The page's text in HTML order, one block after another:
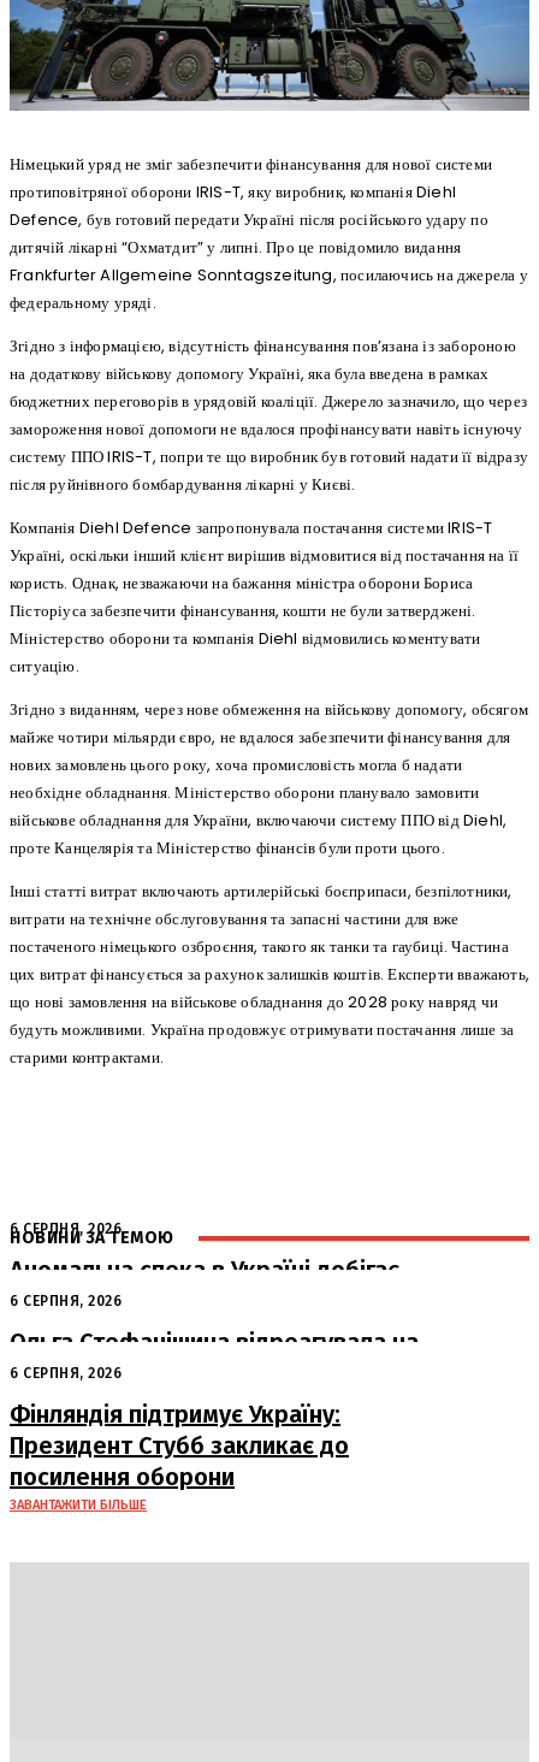
Німецький уряд не зміг забезпечити фінансування для нової системи
протиповітряної оборони IRIS-T, яку виробник, компанія Diehl
Defence, був готовий передати Україні після російського удару по
дитячій лікарні “Охматдит” у липні. Про це повідомило видання
Frankfurter Allgemeine Sonntagszeitung, посилаючись на джерела у
федеральному уряді.
Згідно з інформацією, відсутність фінансування пов’язана із забороною
на додаткову військову допомогу Україні, яка була введена в рамках
бюджетних переговорів в урядовій коаліції. Джерело зазначило, що через
замороження нової допомоги не вдалося профінансувати навіть існуючу
систему ППО IRIS-T, попри те що виробник був готовий надати її відразу
після руйнівного бомбардування лікарні у Києві.
Компанія Diehl Defence запропонувала постачання системи IRIS-T
Україні, оскільки інший клієнт вирішив відмовитися від постачання на її
користь. Однак, незважаючи на бажання міністра оборони Бориса
Пісторіуса забезпечити фінансування, кошти не були затверджені.
Міністерство оборони та компанія Diehl відмовились коментувати
ситуацію.
Згідно з виданням, через нове обмеження на військову допомогу, обсягом
майже чотири мільярди євро, не вдалося забезпечити фінансування для
нових замовлень цього року, хоча промисловість могла б надати
необхідне обладнання. Міністерство оборони планувало замовити
військове обладнання для України, включаючи систему ППО від Diehl,
проте Канцелярія та Міністерство фінансів були проти цього.
Інші статті витрат включають артилерійські боєприпаси, безпілотники,
витрати на технічне обслуговування та запасні частини для вже
постаченого німецького озброєння, такого як танки та гаубиці. Частина
цих витрат фінансується за рахунок залишків коштів. Експерти вважають,
що нові замовлення на військове обладнання до 2028 року навряд чи
будуть можливими. Україна продовжує отримувати постачання лише за
старими контрактами.
НОВИНИ ЗА ТЕМОЮ
6 СЕРПНЯ, 2026
Аномальна спека в Україні добігає
кінця: очікується похолодання
6 СЕРПНЯ, 2026
Ольга Стефанішина відреагувала на
підозри від НАБУ та САП
6 СЕРПНЯ, 2026
Фінляндія підтримує Україну:
Президент Стубб закликає до
посилення оборони
ЗАВАНТАЖИТИ БІЛЬШЕ